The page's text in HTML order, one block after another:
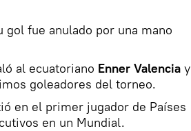
gol fue anulado por una mano
al ecuatoriano Enner Valencia y
goleadores del torneo.
en el primer jugador de Países
en un Mundial.